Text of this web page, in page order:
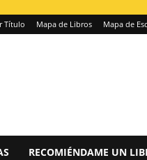
Título Mapa de Libros Mapa de
RECOMIÉNDAME UN